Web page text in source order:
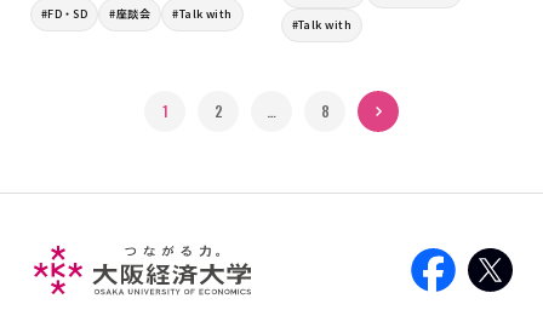
#FD・SD #座談会 #Talk with
#Talk with
1 2 8
次へ »